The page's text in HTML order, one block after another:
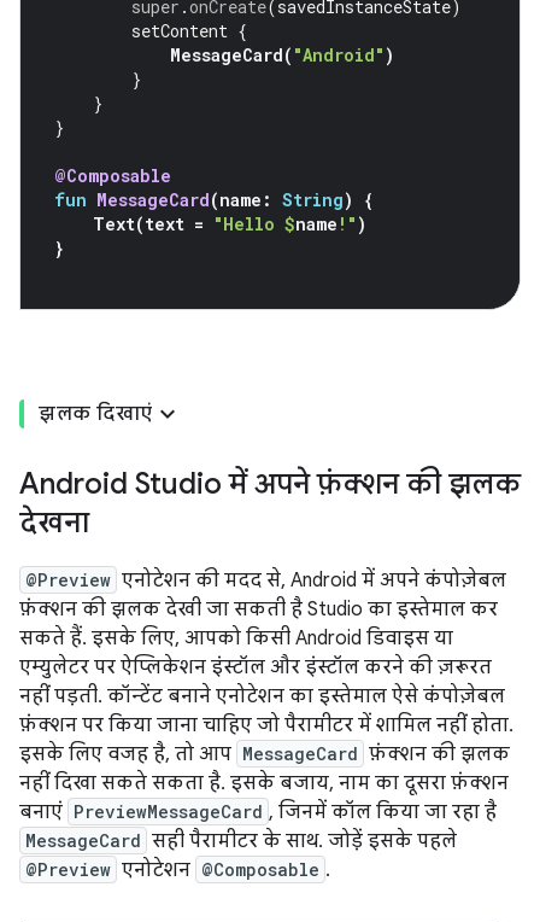
super .onCreate( savedInstanceState)
setContent {
MessageCard( "Android" )
}
}
}
@Composable
fun MessageCard(name : String)
{
Text(text = "Hello $name !" )
}
झलक दिखाएं
Android Studio में अपने फ़ंक्शन की झलक
देखना
@Preview एनोटेशन की मदद से, Android में अपने कंपोज़ेबल
फ़ंक्शन की झलक देखी जा सकती है Studio का इस्तेमाल कर
सकते हैं. इसके लिए, आपको किसी Android डिवाइस या
एम्युलेटर पर ऐप्लिकेशन इंस्टॉल और इंस्टॉल करने की ज़रूरत
नहीं पड़ती. कॉन्टेंट बनाने एनोटेशन का इस्तेमाल ऐसे कंपोज़ेबल
फ़ंक्शन पर किया जाना चाहिए जो पैरामीटर में शामिल नहीं होता.
इसके लिए वजह है, तो आप MessageCard फ़ंक्शन की झलक
नहीं दिखा सकते सकता है. इसके बजाय, नाम का दूसरा फ़ंक्शन
बनाएं PreviewMessageCard , जिनमें कॉल किया जा रहा है
MessageCard सही पैरामीटर के साथ. जोड़ें इसके पहले
@Preview एनोटेशन @Composable .